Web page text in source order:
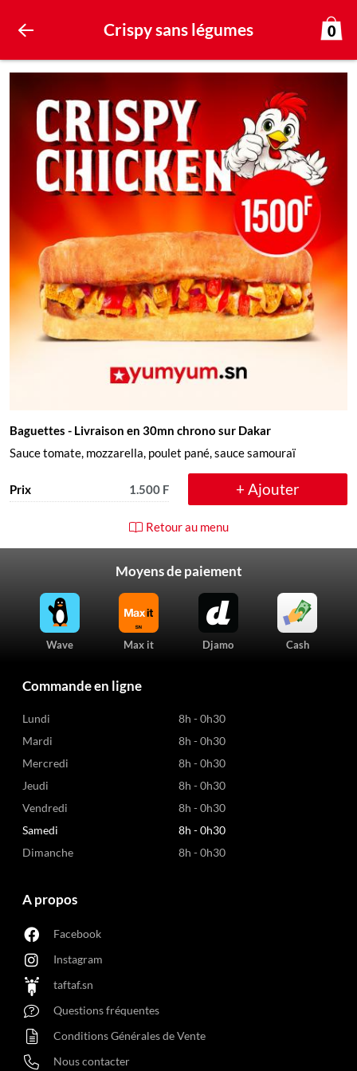
Crispy sans légumes 0
Baguettes - Livraison en 30mn chrono sur Dakar
Sauce tomate, mozzarella, poulet pané, sauce samouraï
Prix 1.500 F + Ajouter
Retour au menu
Moyens de paiement
Wave Max it Djamo Cash
Commande en ligne
Lundi
8h - 0h30
Mardi
8h - 0h30
Mercredi
8h - 0h30
Jeudi
8h - 0h30
Vendredi
8h - 0h30
Samedi
8h - 0h30
Dimanche
8h - 0h30
A propos
Facebook
Instagram
taftaf.sn
Questions fréquentes
Conditions Générales de Vente
Nous contacter